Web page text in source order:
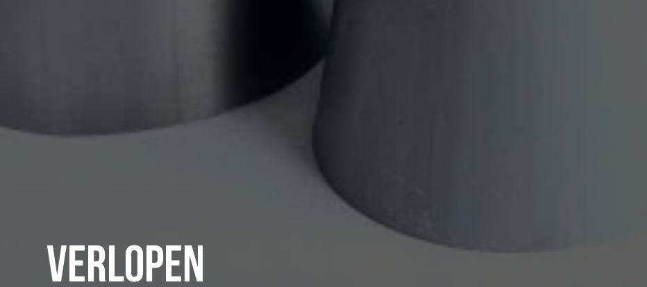
Verlopen